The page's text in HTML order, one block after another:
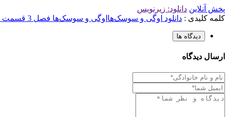
پخش آنلاین دانلود: زیرنویس
کلمه کلیدی : دانلود اوگی و سوسک‌ها اوگی و سوسک‌ها فصل 3 قسمت 12
دیدگاه ها
ارسال دیدگاه